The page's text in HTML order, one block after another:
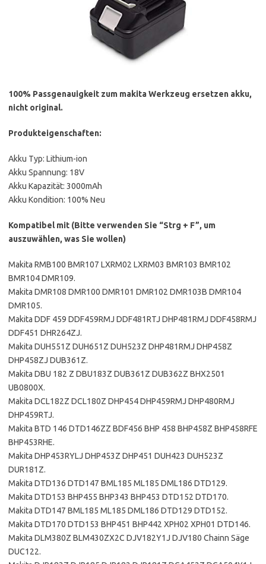
100% Passgenauigkeit zum makita Werkzeug ersetzen akku,
nicht original.
Produkteigenschaften:
Akku Typ: Lithium-ion
Akku Spannung: 18V
Akku Kapazität: 3000mAh
Akku Kondition: 100% Neu
Kompatibel mit (Bitte verwenden Sie “Strg + F”, um
auszuwählen, was Sie wollen)
Makita RMB100 BMR107 LXRM02 LXRM03 BMR103 BMR102
BMR104 DMR109.
Makita DMR108 DMR100 DMR101 DMR102 DMR103B DMR104
DMR105.
Makita DDF 459 DDF459RMJ DDF481RTJ DHP481RMJ DDF458RMJ
DDF451 DHR264ZJ.
Makita DUH551Z DUH651Z DUH523Z DHP481RMJ DHP458Z
DHP458ZJ DUB361Z.
Makita DBU 182 Z DBU183Z DUB361Z DUB362Z BHX2501
UB0800X.
Makita DCL182Z DCL180Z DHP454 DHP459RMJ DHP480RMJ
DHP459RTJ.
Makita BTD 146 DTD146ZZ BDF456 BHP 458 BHP458Z BHP458RFE
BHP453RHE.
Makita DHP453RYLJ DHP453Z DHP451 DUH423 DUH523Z
DUR181Z.
Makita DTD136 DTD147 BML185 ML185 DML186 DTD129.
Makita DTD153 BHP455 BHP343 BHP453 DTD152 DTD170.
Makita DTD147 BML185 ML185 DML186 DTD129 DTD152.
Makita DTD170 DTD153 BHP451 BHP442 XPH02 XPH01 DTD146.
Makita DLM380Z BLM430ZX2C DJV182Y1J DJV180 Chainn Säge
DUC122.